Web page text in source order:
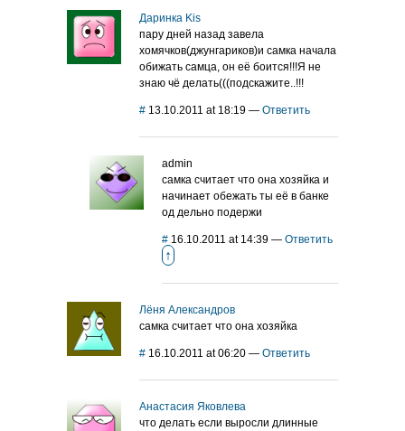
Даринка Kis
пару дней назад завела
хомячков(джунгариков)и самка начала
обижать самца, он её боится!!!Я не
знаю чё делать(((подскажите..!!!
# 13.10.2011 at 18:19 — Ответить
admin
самка считает что она хозяйка и
начинает обежать ты её в банке
од дельно подержи
# 16.10.2011 at 14:39 — Ответить
↑
Лёня Александров
самка считает что она хозяйка
# 16.10.2011 at 06:20 — Ответить
Анастасия Яковлева
что делать если выросли длинные